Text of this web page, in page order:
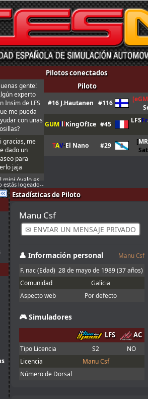
Pilotos conectados
gente!
experto
Insim de LFS
me pueda
con unas
gracias, me
dado un
para
jaja
mini óvalo es
trazada
en esta
combi, mientras
la Joker es
la trazada que
solemos hacer
siempre y que
menos
En todo
la Joker
marcada
en el asfalto con
franjas rojas y
amarillas
Buenas, con la
Joker lap
entiendo que se
refiere al mini
óvalo que se
hace en el
Q, no?
Piloto
#16 J.Hautanen #116
GUMlllKingOfIce #45 LFSFr
TAV-El Nano #29 [MR
estás logeado--
Estadísticas de Piloto
Manu Csf
✉ ENVIAR UN MENSAJE PRIVADO
👤 Información personal Manu Csf
F. nac (Edad) 28 de mayo de 1989(37 años)
Comunidad
Galicia
Aspecto web
Por defecto
🎮 Simuladores
LFS AC
Tipo Licencia S2
NO
Licencia
Manu Csf
Número de Dorsal